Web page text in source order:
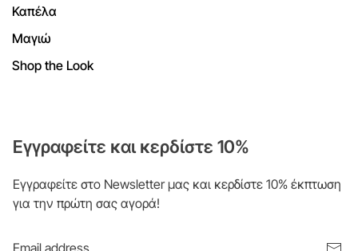
Καπέλα
Μαγιώ
Shop the Look
Εγγραφείτε και κερδίστε 10%
Εγγραφείτε στο Newsletter μας και κερδίστε 10% έκπτωση
για την πρώτη σας αγορά!